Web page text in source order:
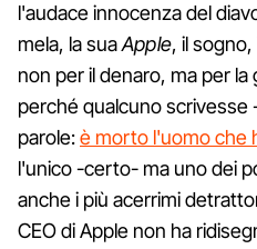
l'audace innocenza del
mela, la suaApple, il
non per il denaro, ma per la
perché qualcuno
parole:è morto l'uomo che
l'unico -certo- ma uno dei
anche i più acerrimi
CEO di Apple non ha